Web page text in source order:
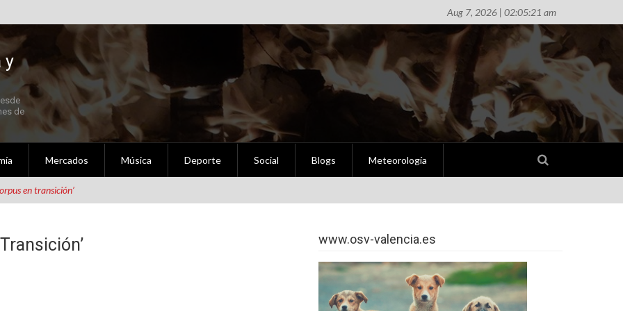
2021 en Septiembre
Aug 7, 2026 | 02:05:21 am
y
de
Mercados Música Deporte Social Blogs Meteorología
en transición’
www.osv-valencia.es